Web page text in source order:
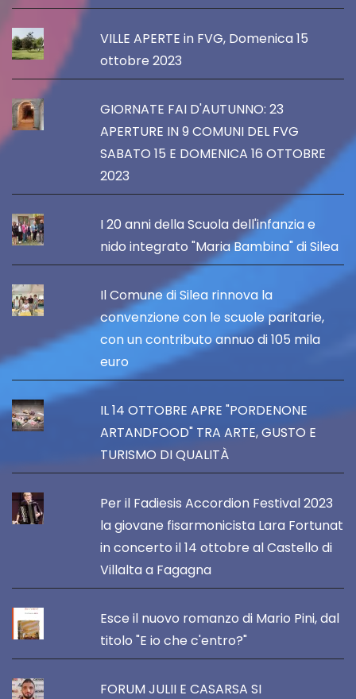
VILLE APERTE in FVG, Domenica 15
ottobre 2023
GIORNATE FAI D'AUTUNNO: 23
APERTURE IN 9 COMUNI DEL FVG
SABATO 15 E DOMENICA 16 OTTOBRE
2023
I 20 anni della Scuola dell'infanzia e
nido integrato "Maria Bambina" di Silea
Il Comune di Silea rinnova la
convenzione con le scuole paritarie,
con un contributo annuo di 105 mila
euro
IL 14 OTTOBRE APRE "PORDENONE
ARTANDFOOD" TRA ARTE, GUSTO E
TURISMO DI QUALITÀ
Per il Fadiesis Accordion Festival 2023
la giovane fisarmonicista Lara Fortunat
in concerto il 14 ottobre al Castello di
Villalta a Fagagna
Esce il nuovo romanzo di Mario Pini, dal
titolo "E io che c'entro?"
FORUM JULII E CASARSA SI